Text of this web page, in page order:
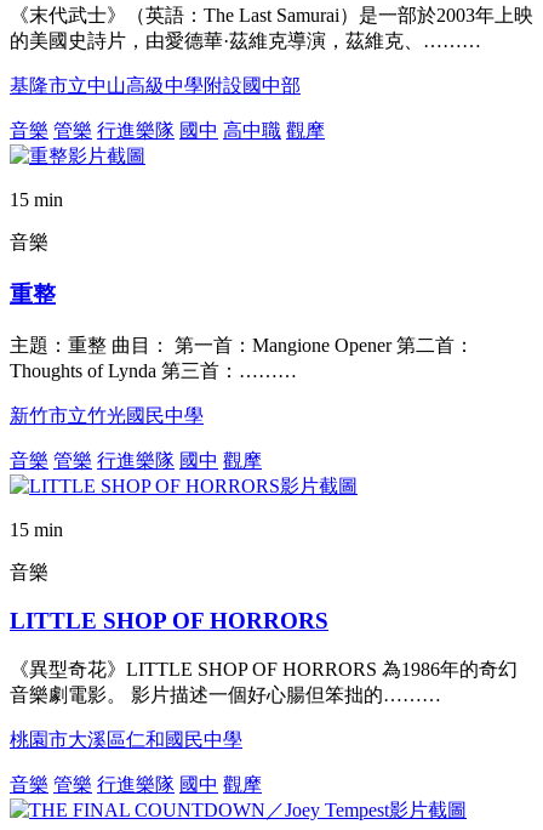
《末代武士》（英語：The Last Samurai）是一部於2003年上映
的美國史詩片，由愛德華·茲維克導演，茲維克、………
基隆市立中山高級中學附設國中部
音樂 管樂 行進樂隊 國中 高中職 觀摩
15 min
音樂
重整
主題：重整 曲目： 第一首：Mangione Opener 第二首：
Thoughts of Lynda 第三首：………
新竹市立竹光國民中學
音樂 管樂 行進樂隊 國中 觀摩
15 min
音樂
LITTLE SHOP OF HORRORS
《異型奇花》LITTLE SHOP OF HORRORS 為1986年的奇幻
音樂劇電影。 影片描述一個好心腸但笨拙的………
桃園市大溪區仁和國民中學
音樂 管樂 行進樂隊 國中 觀摩